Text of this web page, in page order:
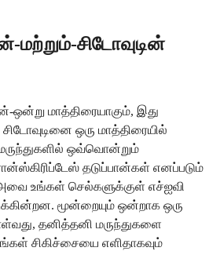
மற்றும்-சிடோவுடின்
ஒன்று மாத்திரையாகும், இது
ஒரு மாத்திரையில்
ஒவ்வொன்றும்
தடுப்பான்கள் எனப்படும்
உங்கள் செல்களுக்குள் எச்ஐவி
மூன்றையும் ஒன்றாக ஒரு
தனித்தனி மருந்துகளை
சிகிச்சையை எளிதாகவும்